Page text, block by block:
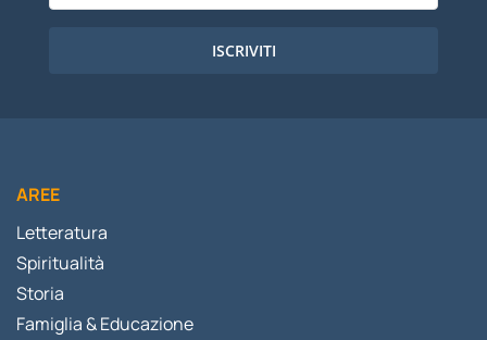
ISCRIVITI
AREE
Letteratura
Spiritualità
Storia
Famiglia & Educazione